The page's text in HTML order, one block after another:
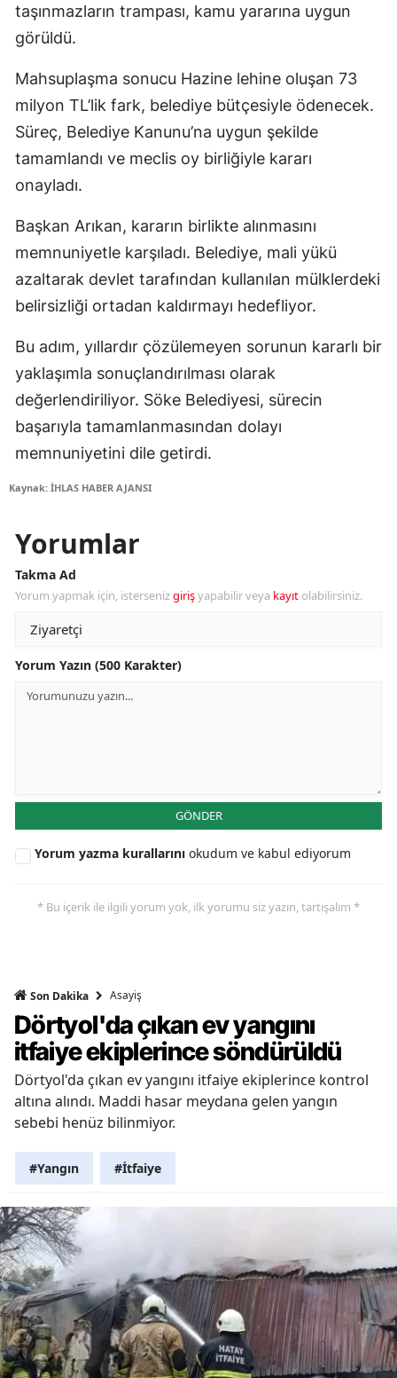
taşınmazların trampası, kamu yararına uygun
görüldü.
Mahsuplaşma sonucu Hazine lehine oluşan 73
milyon TL’lik fark, belediye bütçesiyle ödenecek.
Süreç, Belediye Kanunu’na uygun şekilde
tamamlandı ve meclis oy birliğiyle kararı
onayladı.
Başkan Arıkan, kararın birlikte alınmasını
memnuniyetle karşıladı. Belediye, mali yükü
azaltarak devlet tarafından kullanılan mülklerdeki
belirsizliği ortadan kaldırmayı hedefliyor.
Bu adım, yıllardır çözülemeyen sorunun kararlı bir
yaklaşımla sonuçlandırılması olarak
değerlendiriliyor. Söke Belediyesi, sürecin
başarıyla tamamlanmasından dolayı
memnuniyetini dile getirdi.
Kaynak: İHLAS HABER AJANSI
Yorumlar
Takma Ad
Yorum yapmak için, istersenizgirişyapabilir veya kayıt olabilirsiniz.
Yorum Yazın (500 Karakter)
GÖNDER
Yorum yazma kurallarını okudum ve kabul ediyorum
* Bu içerik ile ilgili yorum yok, ilk yorumu siz yazın, tartışalım *
Son Dakika Asayiş
Dörtyol'da çıkan ev yangını
itfaiye ekiplerince söndürüldü
Dörtyol'da çıkan ev yangını itfaiye ekiplerince kontrol
altına alındı. Maddi hasar meydana gelen yangın
sebebi henüz bilinmiyor.
#Yangın #İtfaiye